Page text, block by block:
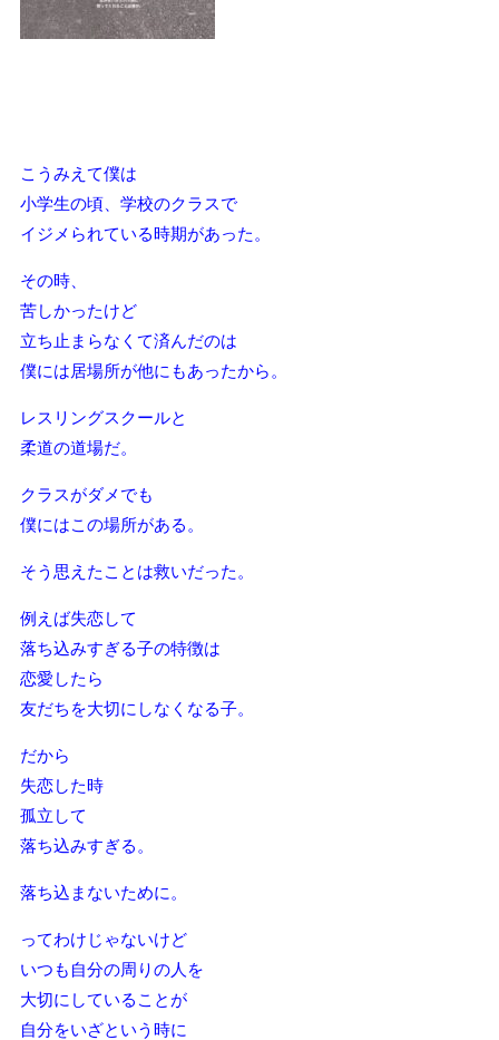
こうみえて僕は
小学生の頃、学校のクラスで
イジメられている時期があった。
その時、
苦しかったけど
立ち止まらなくて済んだのは
僕には居場所が他にもあったから。
レスリングスクールと
柔道の道場だ。
クラスがダメでも
僕にはこの場所がある。
そう思えたことは救いだった。
例えば失恋して
落ち込みすぎる子の特徴は
恋愛したら
友だちを大切にしなくなる子。
だから
失恋した時
孤立して
落ち込みすぎる。
落ち込まないために。
ってわけじゃないけど
いつも自分の周りの人を
大切にしていることが
自分をいざという時に